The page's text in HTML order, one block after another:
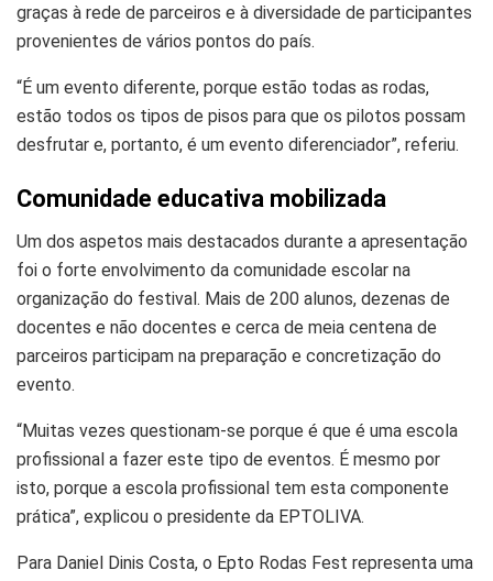
graças à rede de parceiros e à diversidade de participantes
provenientes de vários pontos do país.
“É um evento diferente, porque estão todas as rodas,
estão todos os tipos de pisos para que os pilotos possam
desfrutar e, portanto, é um evento diferenciador”, referiu.
Comunidade educativa mobilizada
Um dos aspetos mais destacados durante a apresentação
foi o forte envolvimento da comunidade escolar na
organização do festival. Mais de 200 alunos, dezenas de
docentes e não docentes e cerca de meia centena de
parceiros participam na preparação e concretização do
evento.
“Muitas vezes questionam-se porque é que é uma escola
profissional a fazer este tipo de eventos. É mesmo por
isto, porque a escola profissional tem esta componente
prática”, explicou o presidente da EPTOLIVA.
Para Daniel Dinis Costa, o Epto Rodas Fest representa uma